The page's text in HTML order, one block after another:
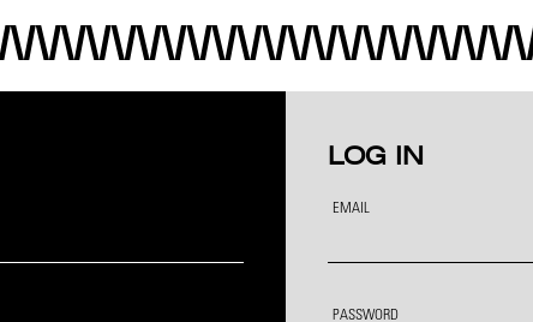
LOG IN
EMAIL
PASSWORD